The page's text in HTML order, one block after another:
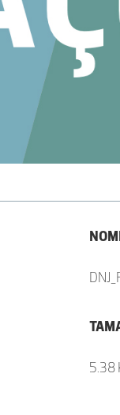
5.38